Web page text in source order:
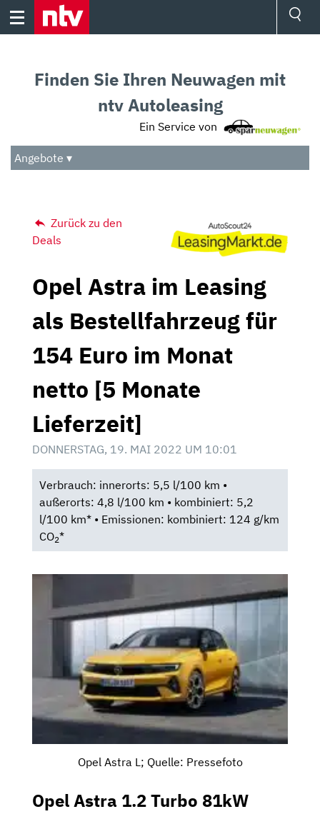
Skip
Audio
Das Beste
Finden Sie Ihren Neuwagen mit
ntv Autoleasing
Ein Service von
Angebote ▾
Zurück zu den
Deals
Opel Astra im Leasing
als Bestellfahrzeug für
154 Euro im Monat
netto [5 Monate
Lieferzeit]
DONNERSTAG, 19. MAI 2022 UM 10:01
Verbrauch: innerorts: 5,5 l/100 km •
außerorts: 4,8 l/100 km • kombiniert: 5,2
l/100 km* • Emissionen: kombiniert: 124 g/km
CO2*
Opel Astra L; Quelle: Pressefoto
Opel Astra 1.2 Turbo 81kW